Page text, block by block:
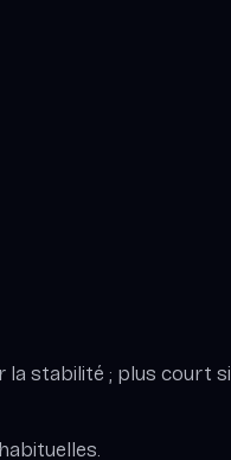
la stabilité ; plus court si